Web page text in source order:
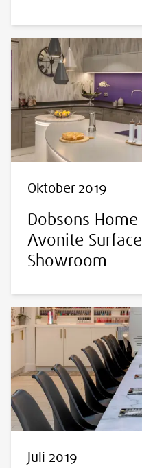
Oktober 2019
Dobsons
Avonite
Showroom
Juli 2019